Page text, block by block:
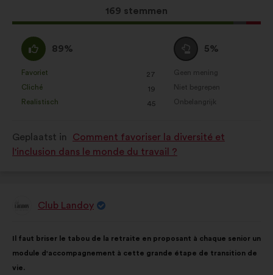
Dit
voorstel
169 stemmen
Mee
eens
:
89%
als:
Favoriet
: 27
keer
Cliché
: 19
keer
Realistisch
: 45
keer
Neutraal
:
5%
als:
Geen mening
:keer
Niet begrepen
:keer
Onbelangrijk
:keer
Geplaatst in
Comment favoriser la diversité et
l'inclusion dans le monde du travail ?
VoorstelClub Landoy
van
het
Il faut briser le tabou de la retraite en proposant à chaque senior un
module d'accompagnement à cette grande étape de transition de
vie.
de
volgende
cookies om ons te helpen onze
impact via sociale netwerken te